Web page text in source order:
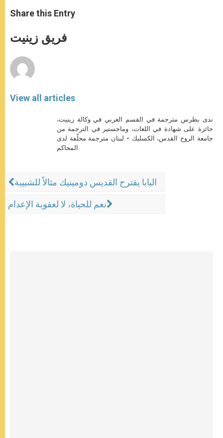
t
s
p
p
s
e
g
e
e
b
o
k
Share this Entry
فريق زينيت
View all articles
ندى بطرس مترجمة في القسم العربي في وكالة زينيت،
حائزة على شهادة في اللغات، وماجستير في الترجمة من
جامعة الروح القدس، الكسليك - لبنان مترجمة محلّفة لدى
المحاكم
البابا يقترح القديس دومينيك مثالاً للشبيبة
نعم للحياة، لا لعقوبة الإعدام